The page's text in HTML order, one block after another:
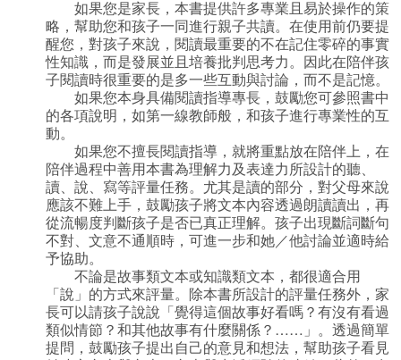
如果您是家長，本書提供許多專業且易於操作的策
略，幫助您和孩子一同進行親子共讀。在使用前仍要提
醒您，對孩子來說，閱讀最重要的不在記住零碎的事實
性知識，而是發展並且培養批判思考力。因此在陪伴孩
子閱讀時很重要的是多一些互動與討論，而不是記憶。
如果您本身具備閱讀指導專長，鼓勵您可參照書中
的各項說明，如第一線教師般，和孩子進行專業性的互
動。
如果您不擅長閱讀指導，就將重點放在陪伴上，在
陪伴過程中善用本書為理解力及表達力所設計的聽、
讀、說、寫等評量任務。尤其是讀的部分，對父母來說
應該不難上手，鼓勵孩子將文本內容透過朗讀讀出，再
從流暢度判斷孩子是否已真正理解。孩子出現斷詞斷句
不對、文意不通順時，可進一步和她／他討論並適時給
予協助。
不論是故事類文本或知識類文本，都很適合用
「說」的方式來評量。除本書所設計的評量任務外，家
長可以請孩子說說「覺得這個故事好看嗎？有沒有看過
類似情節？和其他故事有什麼關係？……」。透過簡單
提問，鼓勵孩子提出自己的意見和想法，幫助孩子看見